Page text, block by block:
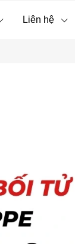
Liên hệ